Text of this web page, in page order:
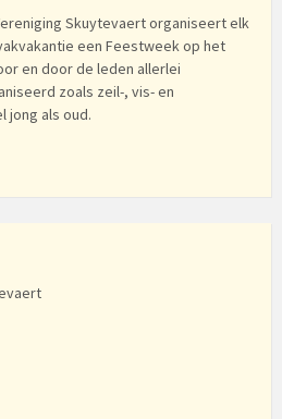
Skuytevaert organiseert elk
een Feestweek op het
en door de leden allerlei
zoals zeil-, vis- en
jong als oud.